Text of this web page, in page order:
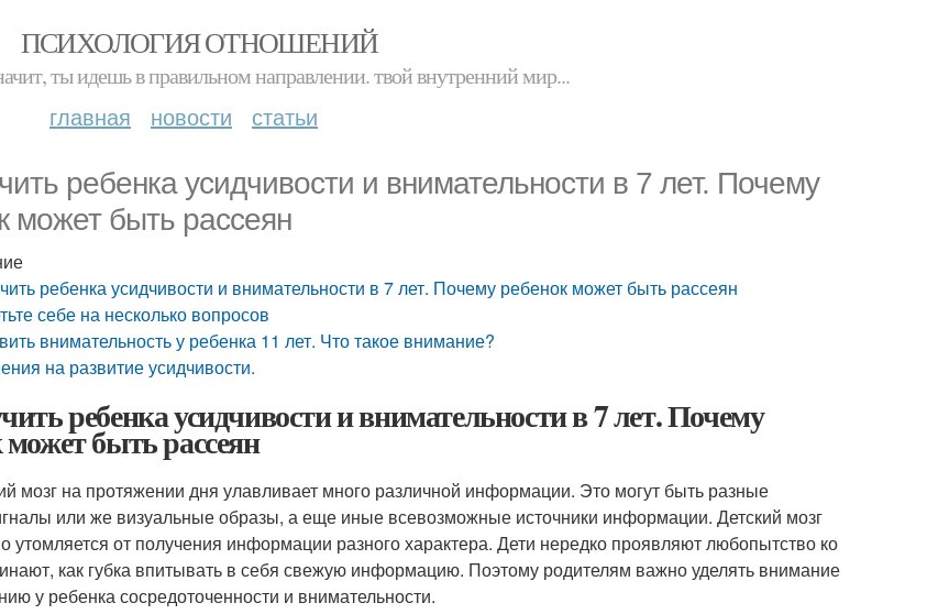
ПСИХОЛОГИЯ ОТНОШЕНИЙ
ты идешь в правильном направлении. твой внутренний мир...
главная новости статьи
ребенка усидчивости и внимательности в 7 лет. Почему
может быть рассеян
ребенка усидчивости и внимательности в 7 лет. Почему ребенок может быть рассеян
себе на несколько вопросов
внимательность у ребенка 11 лет. Что такое внимание?
на развитие усидчивости.
ребенка усидчивости и внимательности в 7 лет. Почему
может быть рассеян
мозг на протяжении дня улавливает много различной информации. Это могут быть разные
или же визуальные образы, а еще иные всевозможные источники информации. Детский мозг
утомляется от получения информации разного характера. Дети нередко проявляют любопытство ко
как губка впитывать в себя свежую информацию. Поэтому родителям важно уделять внимание
у ребенка сосредоточенности и внимательности.